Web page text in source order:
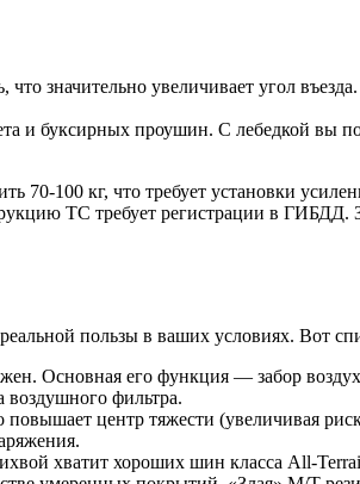
значительно увеличивает угол
и буксирных проушин. С лебедкой вы
70-100 кг, что требует установки
ТС требует регистрации в ГИБДД.
пользы в ваших условиях. Вот
Основная его функция — забор
воздушного фильтра.
центр тяжести (увеличивая
хватит хороших шин класса All-